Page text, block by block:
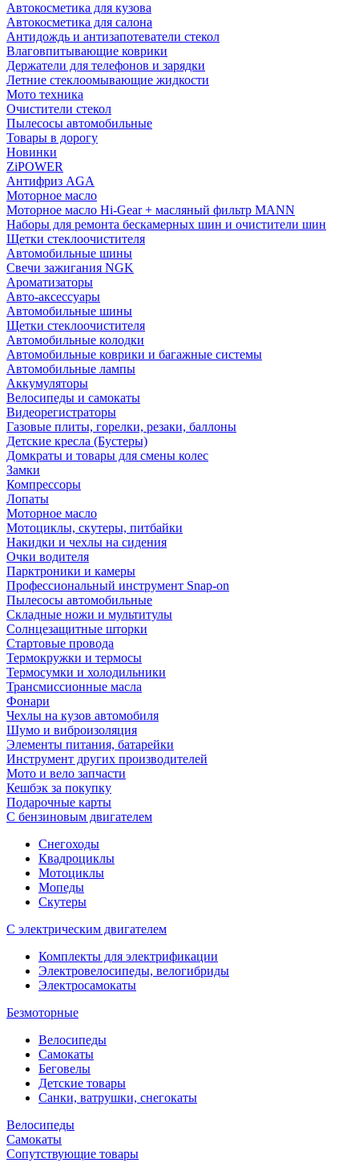
Автокосметика для кузова
Автокосметика для салона
Антидождь и антизапотеватели стекол
Влаговпитывающие коврики
Держатели для телефонов и зарядки
Летние стеклоомывающие жидкости
Мото техника
Очистители стекол
Пылесосы автомобильные
Товары в дорогу
Новинки
ZiPOWER
Антифриз AGA
Моторное масло
Моторное масло Hi-Gear + масляный фильтр MANN
Наборы для ремонта бескамерных шин и очистители шин
Щетки стеклоочистителя
Автомобильные шины
Свечи зажигания NGK
Ароматизаторы
Авто-аксессуары
Автомобильные шины
Щетки стеклоочистителя
Автомобильные колодки
Автомобильные коврики и багажные системы
Автомобильные лампы
Аккумуляторы
Велосипеды и самокаты
Видеорегистраторы
Газовые плиты, горелки, резаки, баллоны
Детские кресла (Бустеры)
Домкраты и товары для смены колес
Замки
Компрессоры
Лопаты
Моторное масло
Мотоциклы, скутеры, питбайки
Накидки и чехлы на сидения
Очки водителя
Парктроники и камеры
Профессиональный инструмент Snap-on
Пылесосы автомобильные
Складные ножи и мультитулы
Солнцезащитные шторки
Стартовые провода
Термокружки и термосы
Термосумки и холодильники
Трансмиссионные масла
Фонари
Чехлы на кузов автомобиля
Шумо и виброизоляция
Элементы питания, батарейки
Инструмент других производителей
Мото и вело запчасти
Кешбэк за покупку
Подарочные карты
С бензиновым двигателем
Снегоходы
Квадроциклы
Мотоциклы
Мопеды
Скутеры
С электрическим двигателем
Комплекты для электрификации
Электровелосипеды, велогибриды
Электросамокаты
Безмоторные
Велосипеды
Самокаты
Беговелы
Детские товары
Санки, ватрушки, снегокаты
Велосипеды
Самокаты
Сопутствующие товары